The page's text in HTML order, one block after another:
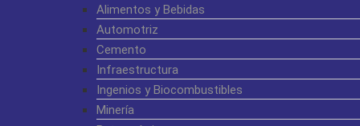
Alimentos y Bebidas
Automotriz
Cemento
Infraestructura
Ingenios y Biocombustibles
Minería